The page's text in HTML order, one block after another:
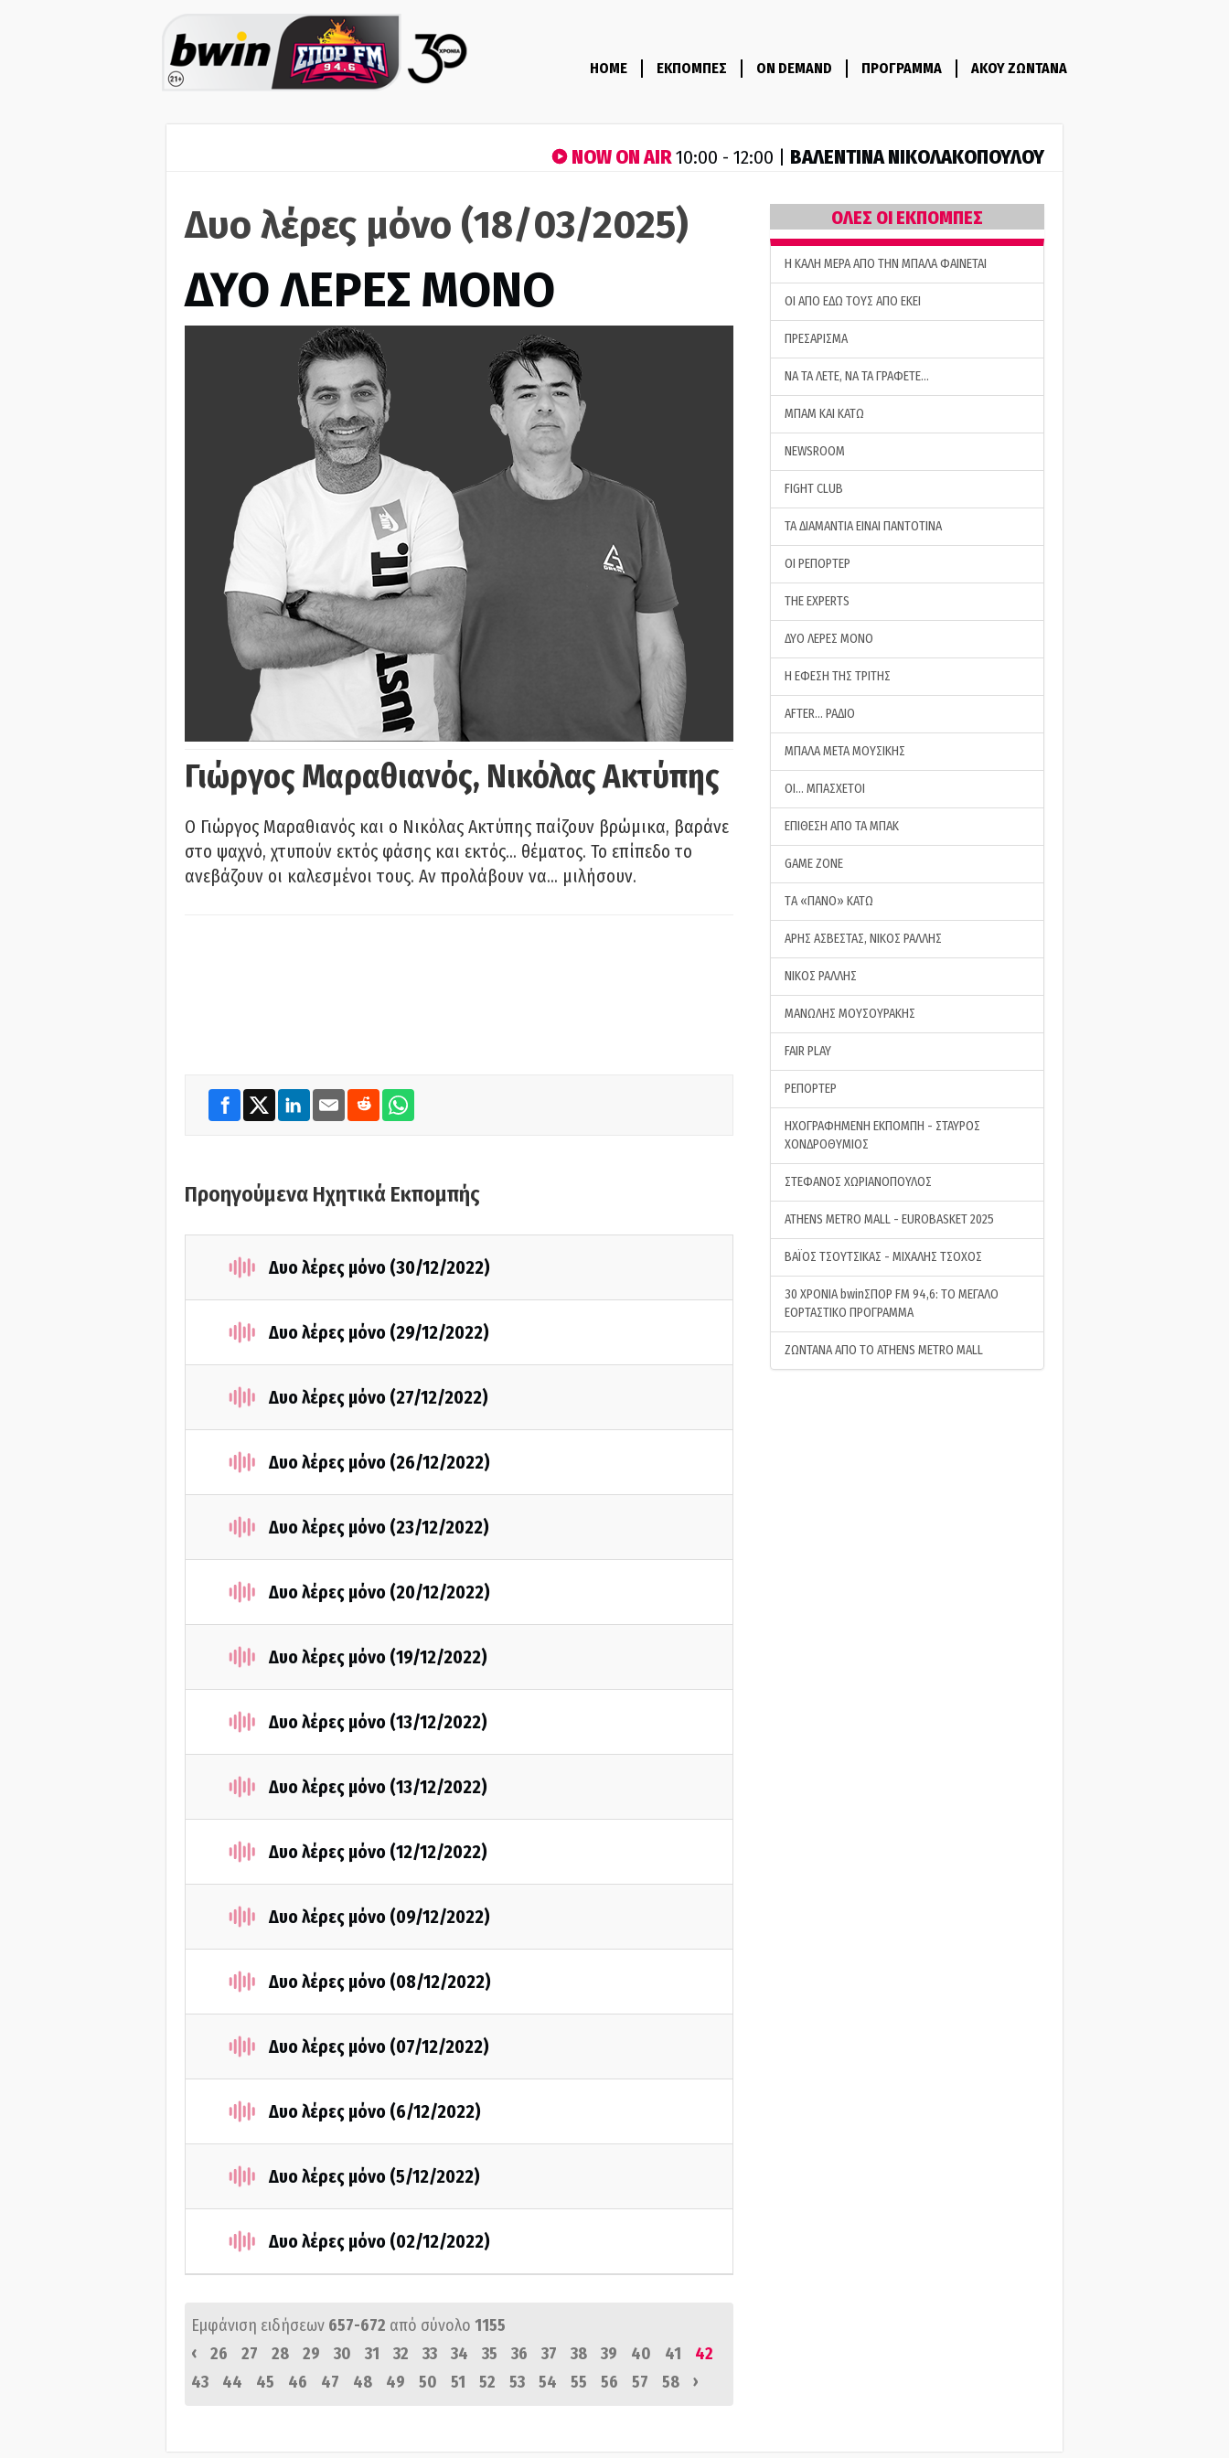
HOME ΕΚΠΟΜΠΕΣ ON DEMAND ΠΡΟΓΡΑΜΜΑ ΑΚΟΥ ΖΩΝΤΑΝΑ
NOW ON AIR10:00 - 12:00 | ΒΑΛΕΝΤΙΝΑ ΝΙΚΟΛΑΚΟΠΟΥΛΟΥ
Δυο λέρες μόνο (18/03/2025)
ΔΥΟ ΛΕΡΕΣ ΜΟΝΟ
Γιώργος Μαραθιανός, Νικόλας Ακτύπης
Ο Γιώργος Μαραθιανός και ο Νικόλας Ακτύπης παίζουν βρώμικα, βαράνε
στο ψαχνό, χτυπούν εκτός φάσης και εκτός… θέματος. Το επίπεδο το
ανεβάζουν οι καλεσμένοι τους. Αν προλάβουν να… μιλήσουν.
Προηγούμενα Ηχητικά Εκπομπής
Δυο λέρες μόνο (30/12/2022)
Δυο λέρες μόνο (29/12/2022)
Δυο λέρες μόνο (27/12/2022)
Δυο λέρες μόνο (26/12/2022)
Δυο λέρες μόνο (23/12/2022)
Δυο λέρες μόνο (20/12/2022)
Δυο λέρες μόνο (19/12/2022)
Δυο λέρες μόνο (13/12/2022)
Δυο λέρες μόνο (13/12/2022)
Δυο λέρες μόνο (12/12/2022)
Δυο λέρες μόνο (09/12/2022)
Δυο λέρες μόνο (08/12/2022)
Δυο λέρες μόνο (07/12/2022)
Δυο λέρες μόνο (6/12/2022)
Δυο λέρες μόνο (5/12/2022)
Δυο λέρες μόνο (02/12/2022)
Εμφάνιση ειδήσεων 657-672 από σύνολο 1155
‹
26 27 28 29 30 31 32 33 34 35 36 37 38 39 40 41
42
43
44 45 46 47 48 49 50 51 52 53 54 55 56 57 58 ›
ΟΛΕΣ ΟΙ ΕΚΠΟΜΠΕΣ
H ΚΑΛΗ ΜΕΡΑ ΑΠΟ ΤΗΝ ΜΠΑΛΑ ΦΑΙΝΕΤΑΙ
ΟΙ ΑΠΟ ΕΔΩ ΤΟΥΣ ΑΠΟ ΕΚΕΙ
ΠΡΕΣΑΡΙΣΜΑ
ΝΑ ΤΑ ΛΕΤΕ, ΝΑ ΤΑ ΓΡΑΦΕΤΕ…
ΜΠΑΜ ΚΑΙ ΚΑΤΩ
NEWSROOM
FIGHT CLUB
ΤΑ ΔΙΑΜΑΝΤΙΑ ΕΙΝΑΙ ΠΑΝΤΟΤΙΝΑ
ΟΙ ΡΕΠΟΡΤΕΡ
THE EXPERTS
ΔΥΟ ΛΕΡΕΣ ΜΟΝΟ
Η ΕΦΕΣΗ ΤΗΣ ΤΡΙΤΗΣ
AFTER… ΡΑΔΙΟ
ΜΠΑΛΑ ΜΕΤΑ ΜΟΥΣΙΚΗΣ
ΟΙ… ΜΠΑΣΧΕΤΟΙ
ΕΠΙΘΕΣΗ ΑΠΟ ΤΑ ΜΠΑΚ
GAME ZONE
ΤA «ΠΑΝΟ» ΚΑΤΩ
ΑΡΗΣ ΑΣΒΕΣΤΑΣ, ΝΙΚΟΣ ΡΑΛΛΗΣ
ΝΙΚΟΣ ΡΑΛΛΗΣ
ΜΑΝΩΛΗΣ ΜΟΥΣΟΥΡΑΚΗΣ
FAIR PLAY
ΡΕΠΟΡΤΕΡ
ΗΧΟΓΡΑΦΗΜΕΝΗ ΕΚΠΟΜΠΗ - ΣΤΑΥΡΟΣ
ΧΟΝΔΡΟΘΥΜΙΟΣ
ΣΤΕΦΑΝΟΣ ΧΩΡΙΑΝΟΠΟΥΛΟΣ
ATHENS METRO MALL - EUROBASKET 2025
ΒΑΪΟΣ ΤΣΟΥΤΣΙΚΑΣ - ΜΙΧΑΛΗΣ ΤΣΟΧΟΣ
30 ΧΡΟΝΙΑ bwinΣΠΟΡ FM 94,6: ΤΟ ΜΕΓΑΛΟ
ΕΟΡΤΑΣΤΙΚΟ ΠΡΟΓΡΑΜΜΑ
ΖΩΝΤΑΝΑ ΑΠΟ ΤΟ ATHENS METRO MALL